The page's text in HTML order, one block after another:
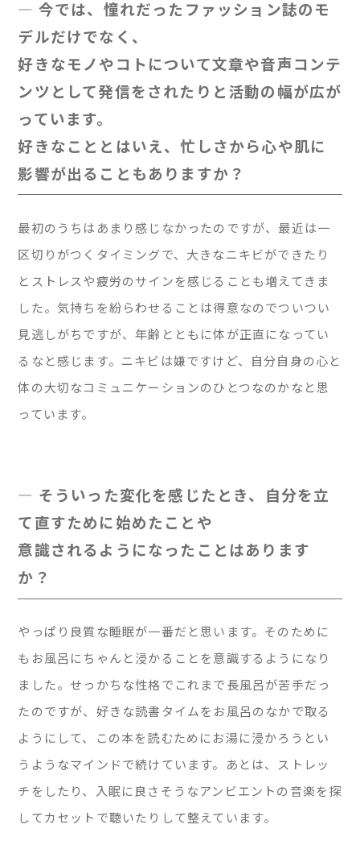
— 今では、憧れだったファッション誌のモ
デルだけでなく、
好きなモノやコトについて文章や音声コンテ
ンツとして発信をされたりと活動の幅が広が
っています。
好きなこととはいえ、忙しさから心や肌に
影響が出ることもありますか？
最初のうちはあまり感じなかったのですが、最近は一
区切りがつくタイミングで、大きなニキビができたり
とストレスや疲労のサインを感じることも増えてきま
した。気持ちを紛らわせることは得意なのでついつい
見逃しがちですが、年齢とともに体が正直になってい
るなと感じます。ニキビは嫌ですけど、自分自身の心と
体の大切なコミュニケーションのひとつなのかなと思
っています。
— そういった変化を感じたとき、自分を立
て直すために始めたことや
意識されるようになったことはあります
か？
やっぱり良質な睡眠が一番だと思います。そのために
もお風呂にちゃんと浸かることを意識するようになり
ました。せっかちな性格でこれまで長風呂が苦手だっ
たのですが、好きな読書タイムをお風呂のなかで取る
ようにして、この本を読むためにお湯に浸かろうとい
うようなマインドで続けています。あとは、ストレッ
チをしたり、入眠に良さそうなアンビエントの音楽を探
してカセットで聴いたりして整えています。